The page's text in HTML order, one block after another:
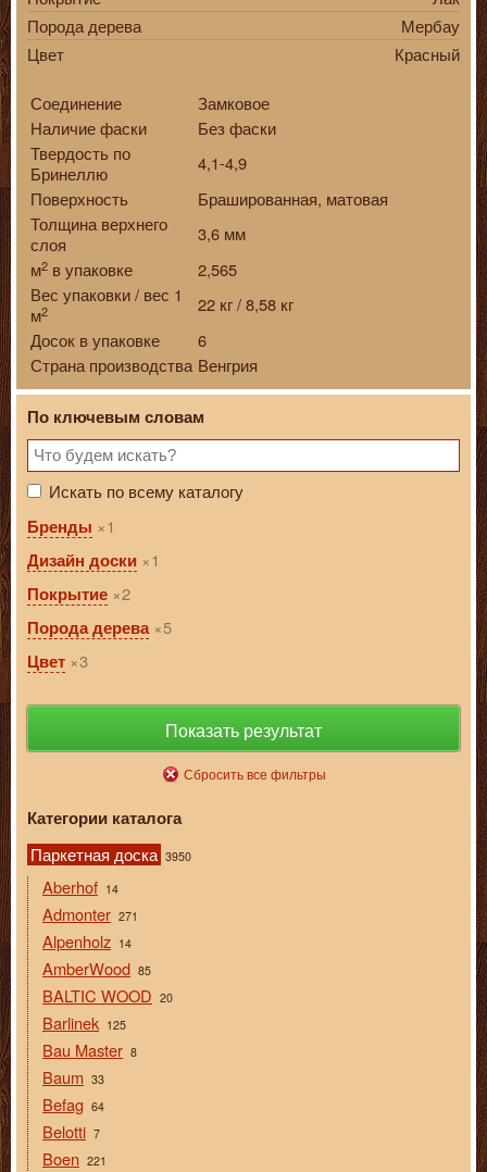
Порода дерева
Мербау
Цвет
Красный
Соединение
Замковое
Наличие фаски
Без фаски
Твердость по
Бринеллю
4,1-4,9
Поверхность
Брашированная, матовая
Толщина верхнего
слоя
3,6 мм
м2 в упаковке
2,565
Вес упаковки / вес 1
м2
22 кг / 8,58 кг
Досок в упаковке
6
Страна производства Венгрия
По ключевым словам
Искать по всему каталогу
Бренды
1
Дизайн доски
1
Покрытие
2
Порода дерева
5
Цвет
3
Показать результат
Сбросить все фильтры
Категории каталога
Паркетная доска 3950
Aberhof 14
Admonter 271
Alpenholz 14
AmberWood 85
BALTIC WOOD 20
Barlinek 125
Bau Master 8
Baum 33
Befag 64
Belotti 7
Boen 221